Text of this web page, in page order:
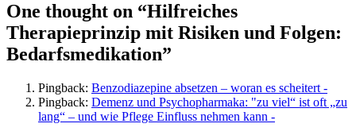
One thought on “Hilfreiches
Therapieprinzip mit Risiken und Folgen:
Bedarfsmedikation”
Pingback: Benzodiazepine absetzen – woran es scheitert -
Pingback: Demenz und Psychopharmaka: "zu viel“ ist oft „zu
lang“ – und wie Pflege Einfluss nehmen kann -